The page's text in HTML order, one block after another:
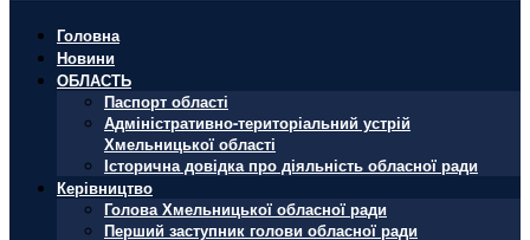
Головна
Новини
ОБЛАСТЬ
Паспорт області
Адміністративно-територіальний устрій
Хмельницької області
Історична довідка про діяльність обласної ради
Керівництво
Голова Хмельницької обласної ради
Перший заступник голови обласної ради